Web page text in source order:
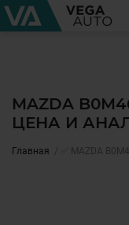
MAZDA
ЦЕНА И
Главная ✅ MAZDA